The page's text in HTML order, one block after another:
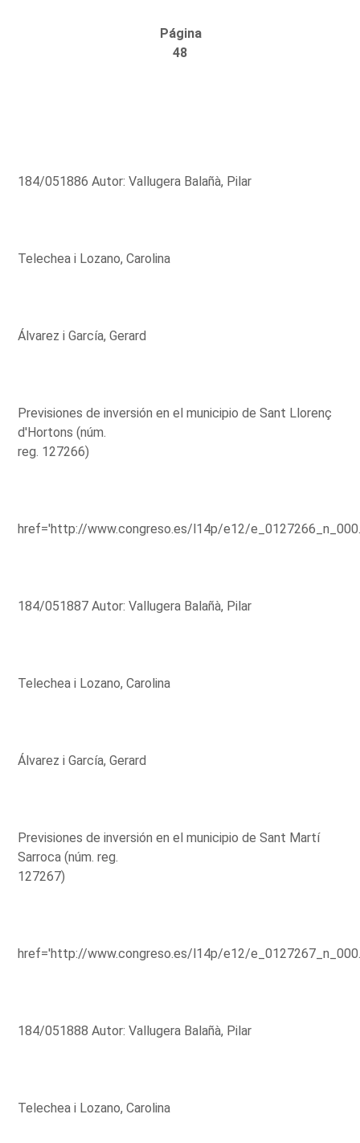
Página
48
184/051886 Autor: Vallugera Balañà, Pilar
Telechea i Lozano, Carolina
Álvarez i García, Gerard
Previsiones de inversión en el municipio de Sant Llorenç
d'Hortons (núm.
reg. 127266)
href='http://www.congreso.es/l14p/e12/
184/051887 Autor: Vallugera Balañà, Pilar
Telechea i Lozano, Carolina
Álvarez i García, Gerard
Previsiones de inversión en el municipio de Sant Martí
Sarroca (núm. reg.
127267)
href='http://www.congreso.es/l14p/e12/
184/051888 Autor: Vallugera Balañà, Pilar
Telechea i Lozano, Carolina